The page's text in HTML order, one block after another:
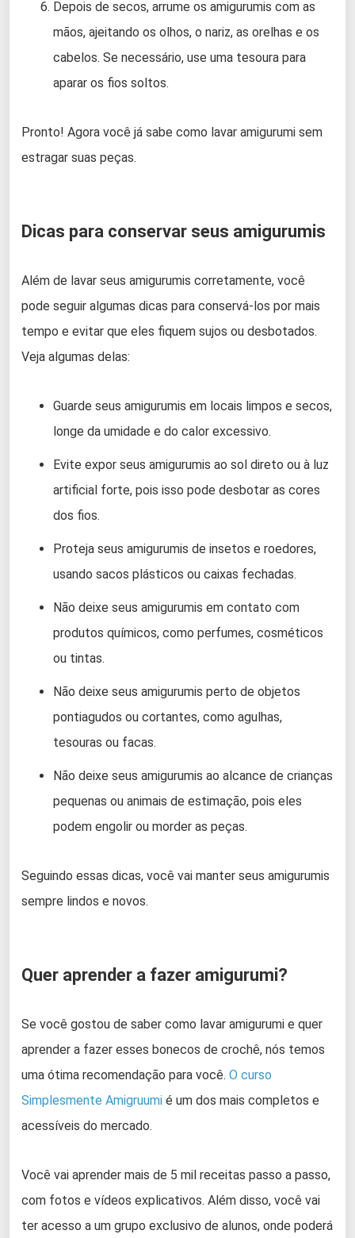
Depois de secos, arrume os amigurumis com as
mãos, ajeitando os olhos, o nariz, as orelhas e os
cabelos. Se necessário, use uma tesoura para
aparar os fios soltos.
Pronto! Agora você já sabe como lavar amigurumi sem
estragar suas peças.
Dicas para conservar seus amigurumis
Além de lavar seus amigurumis corretamente, você
pode seguir algumas dicas para conservá-los por mais
tempo e evitar que eles fiquem sujos ou desbotados.
Veja algumas delas:
Guarde seus amigurumis em locais limpos e secos,
longe da umidade e do calor excessivo.
Evite expor seus amigurumis ao sol direto ou à luz
artificial forte, pois isso pode desbotar as cores
dos fios.
Proteja seus amigurumis de insetos e roedores,
usando sacos plásticos ou caixas fechadas.
Não deixe seus amigurumis em contato com
produtos químicos, como perfumes, cosméticos
ou tintas.
Não deixe seus amigurumis perto de objetos
pontiagudos ou cortantes, como agulhas,
tesouras ou facas.
Não deixe seus amigurumis ao alcance de crianças
pequenas ou animais de estimação, pois eles
podem engolir ou morder as peças.
Seguindo essas dicas, você vai manter seus amigurumis
sempre lindos e novos.
Quer aprender a fazer amigurumi?
Se você gostou de saber como lavar amigurumi e quer
aprender a fazer esses bonecos de crochê, nós temos
uma ótima recomendação para você. O curso
Simplesmente Amigruumi é um dos mais completos e
acessíveis do mercado.
Você vai aprender mais de 5 mil receitas passo a passo,
com fotos e vídeos explicativos. Além disso, você vai
ter acesso a um grupo exclusivo de alunos, onde poderá